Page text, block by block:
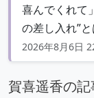
喜んでくれて
の差し入れ”
2026年8月6日
賀喜遥香の